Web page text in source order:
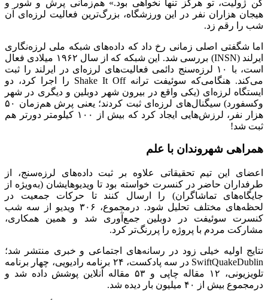
کن ژولیت، تو هرگز تنها نخواهی بود.» هم‌زمانی پرش و شور و
هیجان هزاران نفر در این ورزشگاه، بزرگ‌ترین فعالیت لرزه‌ای آن
شب را رقم زد.
اما شگفتی اصلی زمانی رخ داد که داده‌های شبکه ملی لرزه‌نگاری
ایرلند (INSN) بررسی شد. این شبکه که از سال ۱۹۶۲ میلادی فعال
است، با ۱۰ لرزه‌سنج دائمی فعالیت‌های لرزه‌ای در ایرلند را ثبت
می‌کند. هنگامی‌که سوئیفت ترانه Shake It Off را اجرا کرد، دو
ایستگاه لرزه‌ای (یکی واقع در بیرون شهر دوبلین و دیگری در شهر
وکسفورد) سیگنال‌های لرزه‌ای ثبت کردند؛ یعنی پرش هم‌زمان ۵۰
هزار نفر، لرزش‌هایی ایجاد کرد که بیش از ۱۰۰ کیلومتر دورتر هم
ثبت شد!
همراهی شهروندان با علم
اعضای این تیم تحقیقاتی علاوه بر ثبت داده‌های لرزه‌سنج، از
طرفداران حاضر در کنسرت خواسته بود تا ویدیوهایشان (به‌ویژه از
جایگاه‌های تماشاگران) را ارسال کنند تا حرکات جمعیت در
لحظه‌های مختلف تحلیل شود. درمجموع، ۳۰۶ ویدیو از سه شب
کنسرت سوئیفت در دوبلین جمع‌آوری شد و همین همکاری،
مشارکت مردم با پروژه را پررنگ‌تر کرد.
نتایج اولیه خیلی زود در رسانه‌های اجتماعی و خبری منتشر شد؛
SwiftQuakeDublin در سه پادکست، ۲۴ برنامه رادیویی، چهار برنامه
تلویزیونی، ۱۲ مقاله چاپی و ۵۳ مقاله آنلاین پوشش داده شد و
درمجموع بیش از ۴۰ میلیون بار دیده شد.